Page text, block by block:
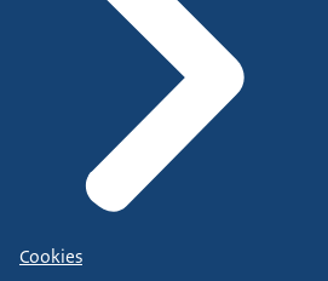
Cookies